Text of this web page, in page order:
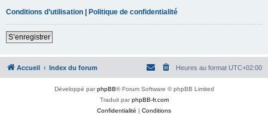
Conditions d’utilisation | Politique de confidentialité
S’enregistrer
Accueil Index du forum Heures au format UTC+02:00
Développé parphpBB® Forum Software © phpBB Limited
Traduit parphpBB-fr.com
Confidentialité | Conditions